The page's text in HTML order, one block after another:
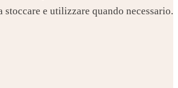
e utilizzare quando necessario.